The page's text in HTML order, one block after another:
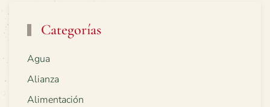
Categorías
Agua
Alianza
Alimentación